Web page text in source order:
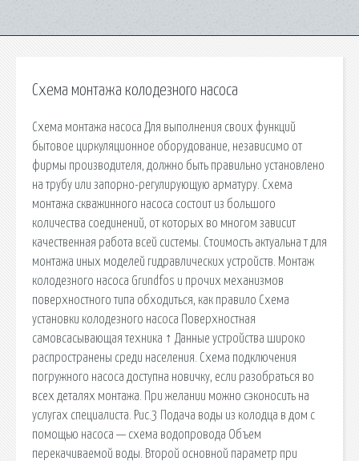
Схема монтажа колодезного насоса
Схема монтажа насоса Для выполнения своих функций
бытовое циркуляционное оборудование, независимо от
фирмы производителя, должно быть правильно установлено
на трубу или запорно-регулирующую арматуру. Схема
монтажа скважинного насоса состоит из большого
количества соединений, от которых во многом зависит
качественная работа всей системы. Стоимость актуальна т для
монтажа иных моделей гидравлических устройств. Монтаж
колодезного насоса Grundfos и прочих механизмов
поверхностного типа обходиться, как правило Схема
установки колодезного насоса Поверхностная
самовсасывающая техника ↑ Данные устройства широко
распространены среди населения. Схема подключения
погружного насоса доступна новичку, если разобраться во
всех деталях монтажа. При желании можно сэконосить на
услугах специалиста. Рис.3 Подача воды из колодца в дом с
помощью насоса — схема водопровода Объем
перекачиваемой воды. Второй основной параметр при